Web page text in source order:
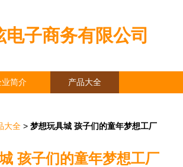
子商务有限公司
业简介 产品大全
大全 > 梦想玩具城 孩子们的童年梦想工厂
孩子们的童年梦想工厂